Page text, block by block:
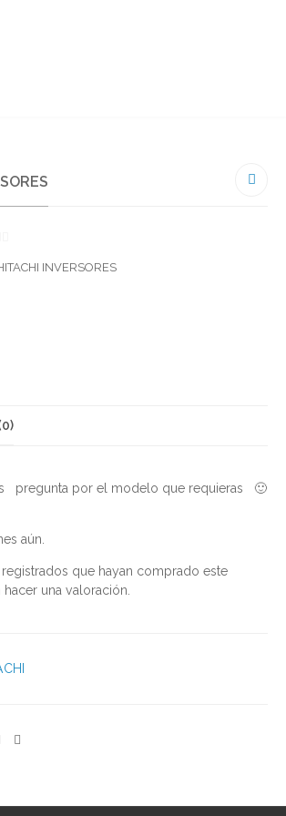
INVERSORES
pregunta por el modelo que requieras 🙂
aún.
que hayan comprado este
una valoración.